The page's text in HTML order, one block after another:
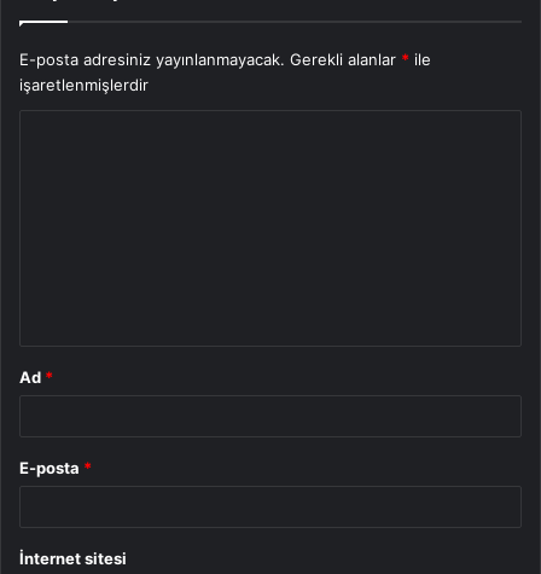
E-posta adresiniz yayınlanmayacak. Gerekli alanlar * ile
işaretlenmişlerdir
Ad *
E-posta *
İnternet sitesi